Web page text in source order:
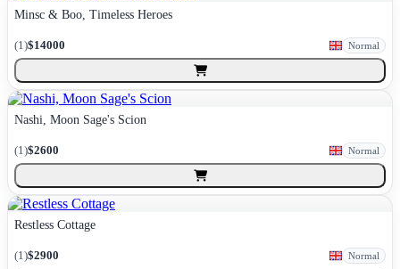
Minsc & Boo, Timeless Heroes
(1)$14000 Normal
Nashi, Moon Sage's Scion
(1)$2600 Normal
Restless Cottage
(1)$2900 Normal